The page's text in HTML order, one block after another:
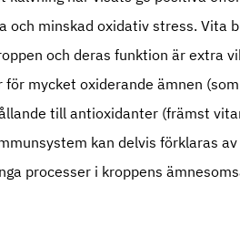
och minskad oxidativ stress. Vita
och deras funktion är extra
mycket oxiderande ämnen
till antioxidanter (främst
kan delvis förklaras
processer i kroppens